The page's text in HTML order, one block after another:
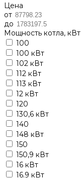
Цена
от
до
Мощность котла, кВт
100
100 кВт
102 кВт
112 кВт
113 кВт
12 кВт
120
130,6 кВт
140
148 кВт
150
150,9 кВт
16 кВт
16.9 кВт